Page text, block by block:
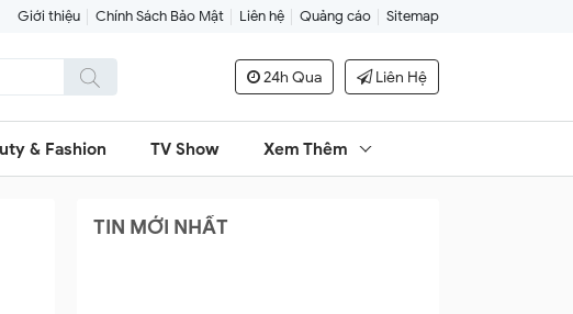
Giới thiệu Chính Sách Bảo Mật Liên hệ Quảng cáo Sitemap
24h Qua Liên Hệ
& Fashion TV Show Xem Thêm
TIN MỚI NHẤT